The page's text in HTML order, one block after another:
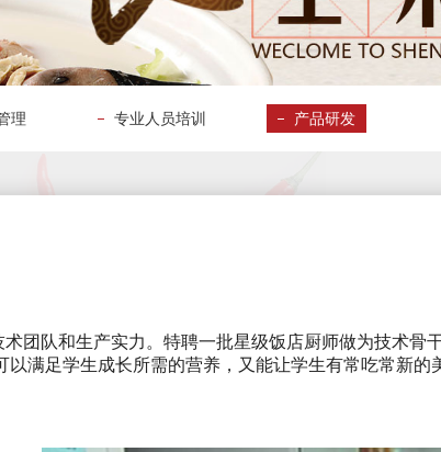
理 专业人员培训 产品研发
队和生产实力。特聘一批星级饭店厨师做为技术骨
以满足学生成长所需的营养，又能让学生有常吃常新的